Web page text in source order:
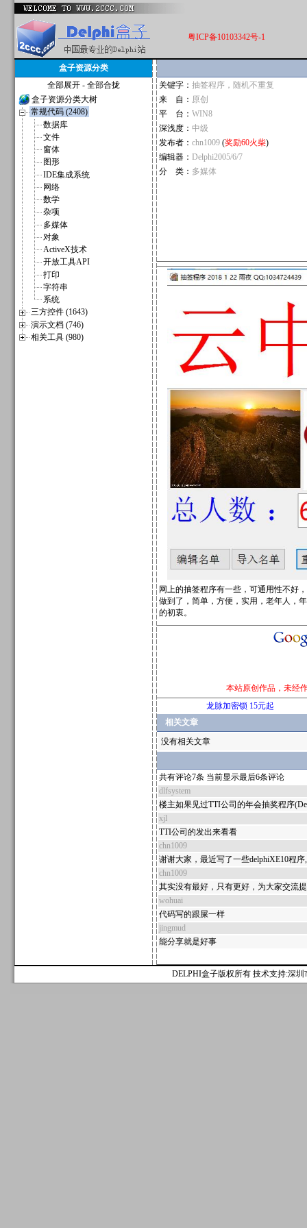
粤ICP备10103342号-1
盒子资源分类
全部展开 - 全部合拢
盒子资源分类大树
常规代码 (2408)
数据库
文件
窗体
图形
IDE集成系统
网络
数学
杂项
多媒体
对象
ActiveX技术
开放工具API
打印
字符串
系统
三方控件 (1643)
演示文档 (746)
相关工具 (980)
关键字： 抽签程序，随机不重复
来 自： 原创
平 台： WIN8
深浅度： 中级
发布者： chn1009 (奖励60火柴)
编辑器： Delphi2005/6/7
分 类： 多媒体
网上的抽签程序有一些，可通用性不好
做到了，简单，方便，实用，老年人，
的初衷。
本站原创作品，未经
龙脉加密锁 15元起
相关文章
没有相关文章
共有评论7条 当前显示最后6条评论
dlfsystem
楼主如果见过TTI公司的年会抽奖程序
xjl
TTI公司的发出来看看
chn1009
谢谢大家，最近写了一些delphiXE10程
chn1009
其实没有最好，只有更好，为大家交流
wohuai
代码写的跟屎一样
jingmud
能分享就是好事
DELPHI盒子版权所有 技术支持:深